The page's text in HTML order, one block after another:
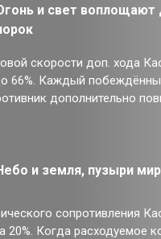
и свет воплощают
скорости доп. хода
66%. Каждый
дополнительно
до макс. 84%.
на 50% на 3 хода.
и земля, пузыри
сопротивления
20%. Когда расходуемое